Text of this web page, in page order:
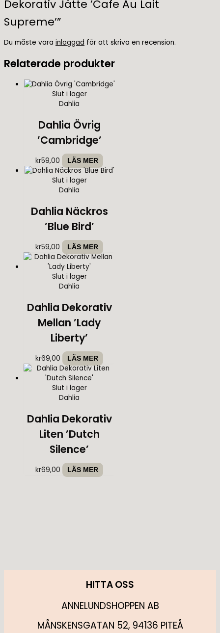
Dekorativ Jätte ’Cafe Au Lait
Supreme’”
Du måste vara inloggad för att skriva en recension.
Relaterade produkter
Slut i lager
Dahlia
Dahlia Övrig
’Cambridge’
kr59,00 LÄS MER
Slut i lager
Dahlia
Dahlia Näckros
’Blue Bird’
kr59,00 LÄS MER
Slut i lager
Dahlia
Dahlia Dekorativ
Mellan ’Lady
Liberty’
kr69,00 LÄS MER
Slut i lager
Dahlia
Dahlia Dekorativ
Liten ’Dutch
Silence’
kr69,00 LÄS MER
HITTA OSS
ANNELUNDSHOPPEN AB
MÅNSKENSGATAN 52, 94136 PITEÅ